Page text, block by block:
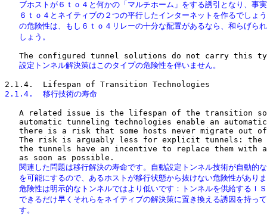
ブホストが６ｔｏ４と何かの「マルチホーム」をする誘引となり、事
６ｔｏ４とネイティブの２つの平行したインターネットを作るでしょ
の危険性は、もし６ｔｏ４リレーの十分な配置があるなら、和らげら
   しょう。
   設定トンネル解決策はこのタイプの危険性を伴いません。
2.1.4.  移行技術の寿命
A related issue is the lifespan of the transition
automatic tunneling technologies enable an
there is a risk that some hosts never migrate out
The risk is arguably less for explicit tunnels: the
the tunnels have an incentive to replace them with
関連した問題は移行解決の寿命です。自動設定トンネル技術が自動的
を可能にするので、あるホストが移行状態から抜けない危険性があり
危険性は明示的なトンネルではより低いです：トンネルを供給するＩ
できるだけ早くそれらをネイティブの解決策に置き換える誘因を持っ
   す。